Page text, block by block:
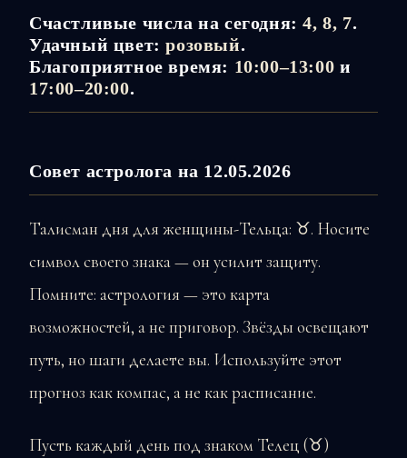
Счастливые числа на сегодня:4, 8, 7.
Удачный цвет:розовый.
Благоприятное время: 10:00–13:00 и
17:00–20:00.
Совет астролога на 12.05.2026
Талисман дня для женщины-Тельца: ♉. Носите
символ своего знака — он усилит защиту.
Помните: астрология — это карта
возможностей, а не приговор. Звёзды освещают
путь, но шаги делаете вы. Используйте этот
прогноз как компас, а не как расписание.
Пусть каждый день под знаком Телец (♉)